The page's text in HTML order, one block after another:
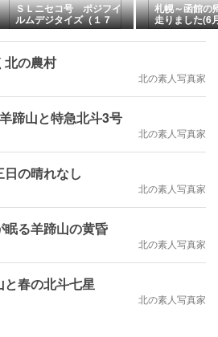
ＳＬニセコ号 ポジフイ
ルムデジタイズ（１７
８）
札幌～函館の
走りました(6
北の農村
北の素人写真家
蹄山と特急北斗3号
北の素人写真家
日の晴れなし
北の素人写真家
眠る羊蹄山の黄昏
北の素人写真家
と春の北斗七星
北の素人写真家